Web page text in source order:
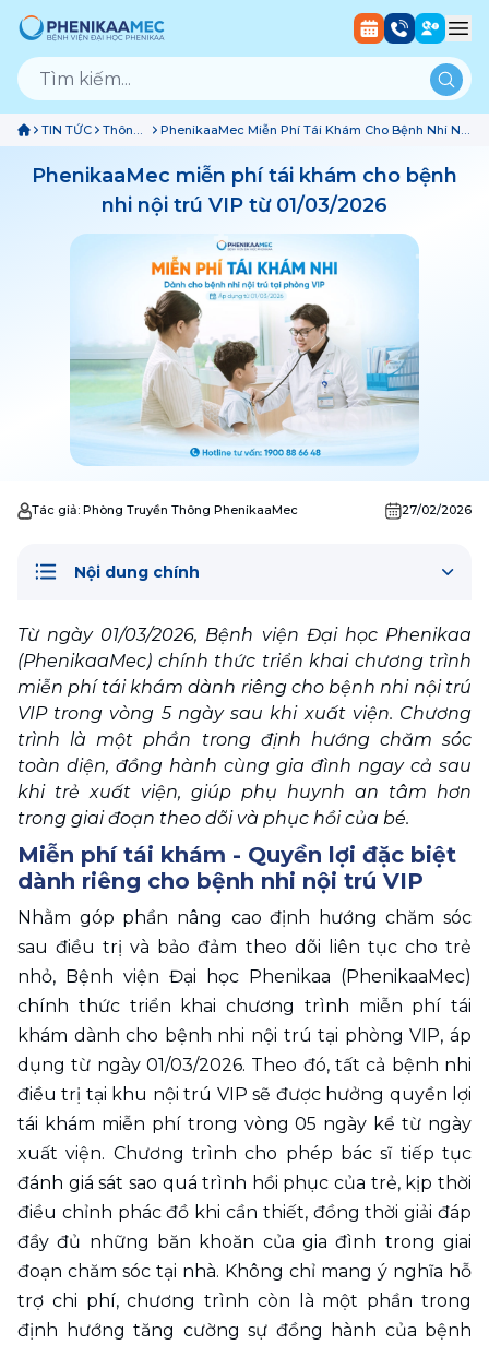
TIN TỨC
Thông
Báo
PhenikaaMec Miễn Phí Tái Khám Cho Bệnh Nhi Nội
PhenikaaMec miễn phí tái khám cho bệnh
nhi nội trú VIP từ 01/03/2026
Tác giả: Phòng Truyền Thông PhenikaaMec 27/02/2026
Nội dung chính
Từ ngày 01/03/2026, Bệnh viện Đại học Phenikaa
(PhenikaaMec) chính thức triển khai chương trình
miễn phí tái khám dành riêng cho bệnh nhi nội trú
VIP trong vòng 5 ngày sau khi xuất viện. Chương
trình là một phần trong định hướng chăm sóc
toàn diện, đồng hành cùng gia đình ngay cả sau
khi trẻ xuất viện, giúp phụ huynh an tâm hơn
trong giai đoạn theo dõi và phục hồi của bé.
Miễn phí tái khám - Quyền lợi đặc biệt
dành riêng cho bệnh nhi nội trú VIP
Nhằm góp phần nâng cao định hướng chăm sóc
sau điều trị và bảo đảm theo dõi liên tục cho trẻ
nhỏ, Bệnh viện Đại học Phenikaa (PhenikaaMec)
chính thức triển khai chương trình miễn phí tái
khám dành cho bệnh nhi nội trú tại phòng VIP, áp
dụng từ ngày 01/03/2026. Theo đó, tất cả bệnh nhi
điều trị tại khu nội trú VIP sẽ được hưởng quyền lợi
tái khám miễn phí trong vòng 05 ngày kể từ ngày
xuất viện. Chương trình cho phép bác sĩ tiếp tục
đánh giá sát sao quá trình hồi phục của trẻ, kịp thời
điều chỉnh phác đồ khi cần thiết, đồng thời giải đáp
đầy đủ những băn khoăn của gia đình trong giai
đoạn chăm sóc tại nhà. Không chỉ mang ý nghĩa hỗ
trợ chi phí, chương trình còn là một phần trong
định hướng tăng cường sự đồng hành của bệnh